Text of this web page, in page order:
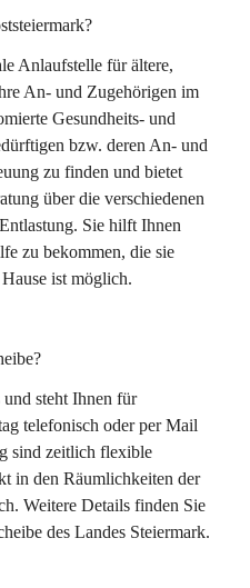
Anlaufstelle für ältere,
An- und Zugehörigen im
Gesundheits- und
bzw. deren An- und
zu finden und bietet
über die verschiedenen
Sie hilft Ihnen
zu bekommen, die sie
ist möglich.
und steht Ihnen für
telefonisch oder per Mail
sind zeitlich flexible
in den Räumlichkeiten der
Weitere Details finden Sie
des Landes Steiermark.